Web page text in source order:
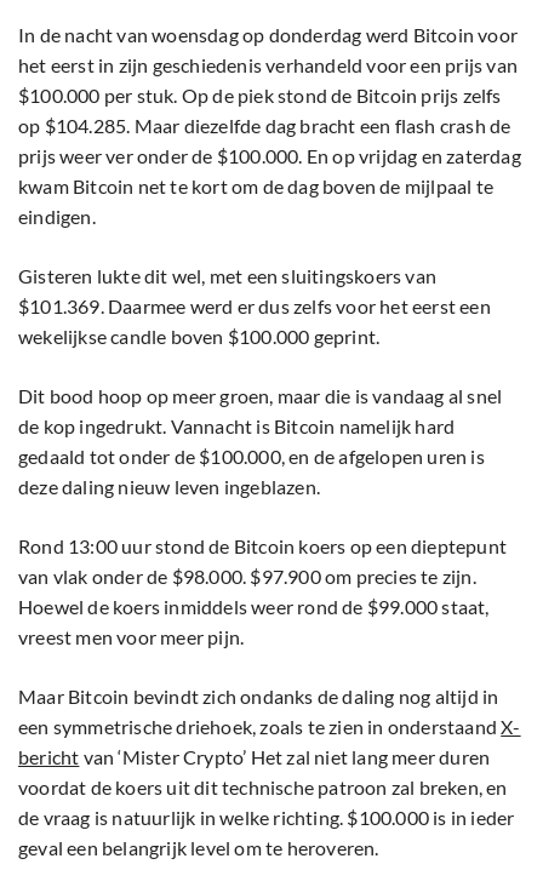
In de nacht van woensdag op donderdag werd Bitcoin voor
het eerst in zijn geschiedenis verhandeld voor een prijs van
$100.000 per stuk. Op de piek stond de Bitcoin prijs zelfs
op $104.285. Maar diezelfde dag bracht een flash crash de
prijs weer ver onder de $100.000. En op vrijdag en zaterdag
kwam Bitcoin net te kort om de dag boven de mijlpaal te
eindigen.
Gisteren lukte dit wel, met een sluitingskoers van
$101.369. Daarmee werd er dus zelfs voor het eerst een
wekelijkse candle boven $100.000 geprint.
Dit bood hoop op meer groen, maar die is vandaag al snel
de kop ingedrukt. Vannacht is Bitcoin namelijk hard
gedaald tot onder de $100.000, en de afgelopen uren is
deze daling nieuw leven ingeblazen.
Rond 13:00 uur stond de Bitcoin koers op een dieptepunt
van vlak onder de $98.000. $97.900 om precies te zijn.
Hoewel de koers inmiddels weer rond de $99.000 staat,
vreest men voor meer pijn.
Maar Bitcoin bevindt zich ondanks de daling nog altijd in
een symmetrische driehoek, zoals te zien in onderstaandX-
bericht van ‘Mister Crypto’ Het zal niet lang meer duren
voordat de koers uit dit technische patroon zal breken, en
de vraag is natuurlijk in welke richting. $100.000 is in ieder
geval een belangrijk level om te heroveren.